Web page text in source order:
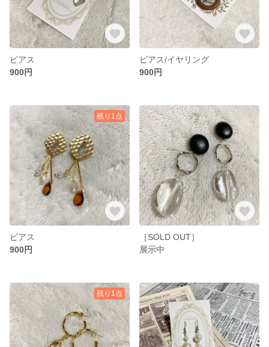
ピアス
900円
ピアス/イヤリング
900円
残り1点
ピアス
900円
［SOLD OUT］
展示中
残り1点